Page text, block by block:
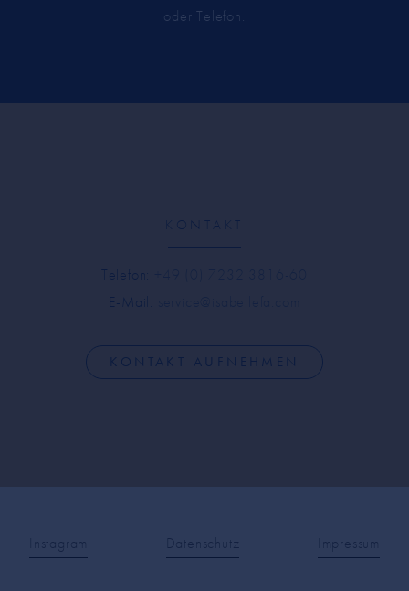
oder Telefon.
KONTAKT
Telefon:
E-Mail:
KONTAKT AUFNEHMEN
Instagram Datenschutz Impressum